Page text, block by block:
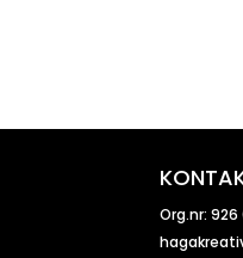
Org.nr: 926